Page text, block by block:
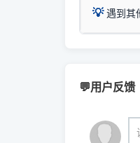
咱几乎
🎯 检验标
（备选方
⚠️ ARM
X86/X64
一键重
智能扫
💡 遇到其
💬用户反馈